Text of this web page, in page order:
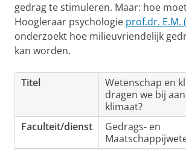
gedrag te stimuleren. Maar: hoe
Hoogleraar psychologie prof.dr. E.M.
onderzoekt hoe milieuvriendelijk
kan worden.
Titel
Wetenschap en
dragen we bij
klimaat?
Faculteit/dienst
Gedrags- en